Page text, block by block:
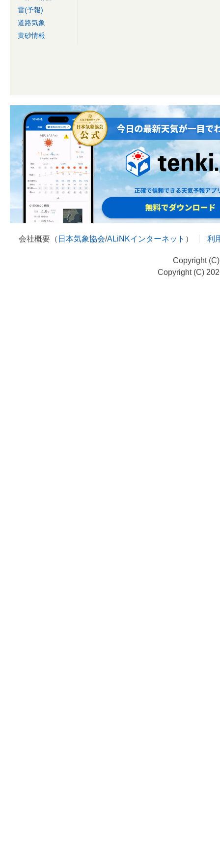
雷(予報)
道路気象
黄砂情報
会社概要（ 日本気象協会/ALiNKインターネット ） 利
Copyright
Copyright (C)